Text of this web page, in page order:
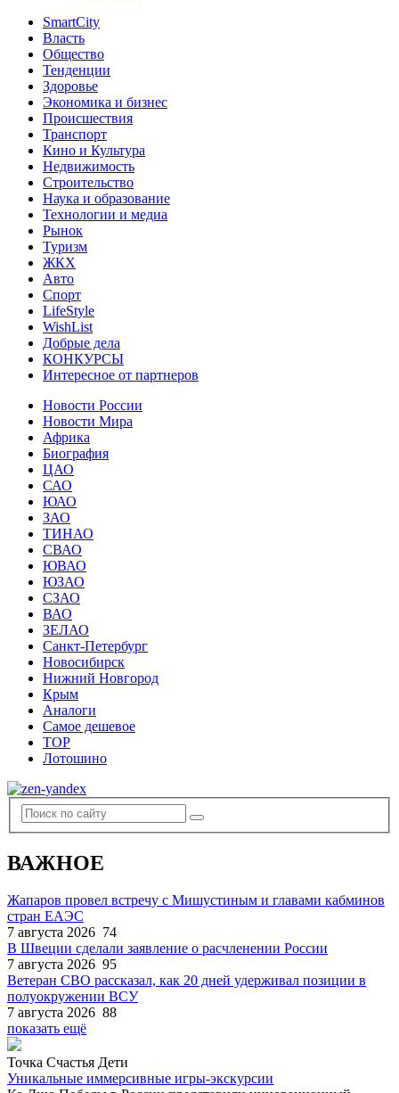
SmartCity
Власть
Общество
Тенденции
Здоровье
Экономика и бизнес
Происшествия
Транспорт
Кино и Культура
Недвижимость
Строительство
Наука и образование
Технологии и медиа
Рынок
Туризм
ЖКХ
Авто
Спорт
LifeStyle
WishList
Добрые дела
КОНКУРСЫ
Интересное от партнеров
Новости России
Новости Мира
Африка
Биография
ЦАО
САО
ЮАО
ЗАО
ТИНАО
СВАО
ЮВАО
ЮЗАО
СЗАО
ВАО
ЗЕЛАО
Санкт-Петербург
Новосибирск
Нижний Новгород
Крым
Аналоги
Самое дешевое
TOP
Лотошино
ВАЖНОЕ
Жапаров провел встречу с Мишустиным и главами кабминов
стран ЕАЭС
7 августа 2026 74
В Швеции сделали заявление о расчленении России
7 августа 2026 95
Ветеран СВО рассказал, как 20 дней удерживал позиции в
полуокружении ВСУ
7 августа 2026 88
показать ещё
Точка Счастья Дети
Уникальные иммерсивные игры-экскурсии